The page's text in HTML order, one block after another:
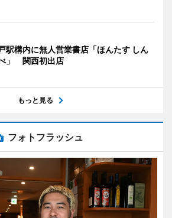
駅構内に無人営業書店「ほんたす しん
」 関西初出店
もっと見る
フォトフラッシュ